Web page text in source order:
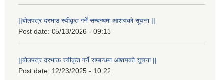
||बोलपत्र दरभाउ स्वीकृत गर्ने सम्बन्धमा आशयको सूचना ||
Post date: 05/13/2026 - 09:13
||बोलपत्र दरभाऊ स्वीकृत गर्ने सम्बन्धमा आशयको सूचना ||
Post date: 12/23/2025 - 10:22